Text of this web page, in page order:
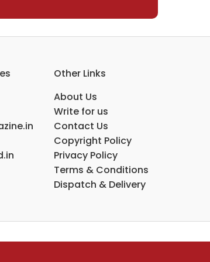
Other Links
About Us
Write for us
Contact Us
Copyright Policy
Privacy Policy
Terms & Conditions
Dispatch & Delivery